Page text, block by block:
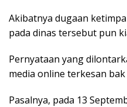
Akibatnya dugaan
pada dinas tersebut pun
Pernyataan yang
media online terkesan bak
Pasalnya, pada 13